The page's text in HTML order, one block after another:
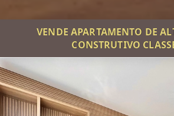
VENDE APARTAMENTO DE
CONSTRUTIVO